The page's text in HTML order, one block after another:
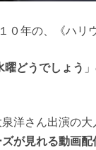
０年の、《ハリ
曜どうでしょう
洋さん出演の大
が見れる動画配